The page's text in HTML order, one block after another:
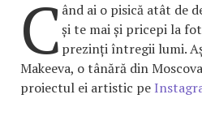
C ând ai o pisică atât de
și te mai și pricepi la
prezinți întregii lumi.
Makeeva, o tânără din
proiectul ei artistic pe